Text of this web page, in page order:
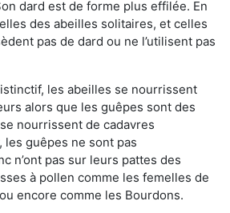
dard est de forme plus effilée. En
des abeilles solitaires, et celles
pas de dard ou ne l’utilisent pas
les abeilles se nourrissent
alors que les guêpes sont des
nourrissent de cadavres
les guêpes ne sont pas
n’ont pas sur leurs pattes des
à pollen comme les femelles de
encore comme les Bourdons.